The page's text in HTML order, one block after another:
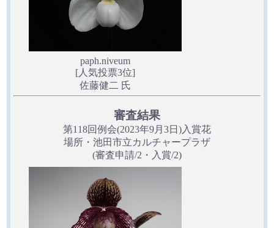
paph.niveum
[人気投票3位]
佐藤健二 氏
審査結果
第118回例会(2023年9月3日)入賞花
場所・池田市立カルチャープラザ
(審査申請/2・入賞/2)